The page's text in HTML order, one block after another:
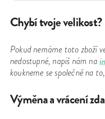
Chybí tvoje velikost?
Pokud nemáme toto zboží
nedostupné, napiš nám na
koukneme se společně na
Výměna a vrácení